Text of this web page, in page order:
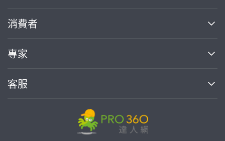
關於我們
部落格
加入我們
消費者
買服務
熱門服務
專家
案件中心
客服